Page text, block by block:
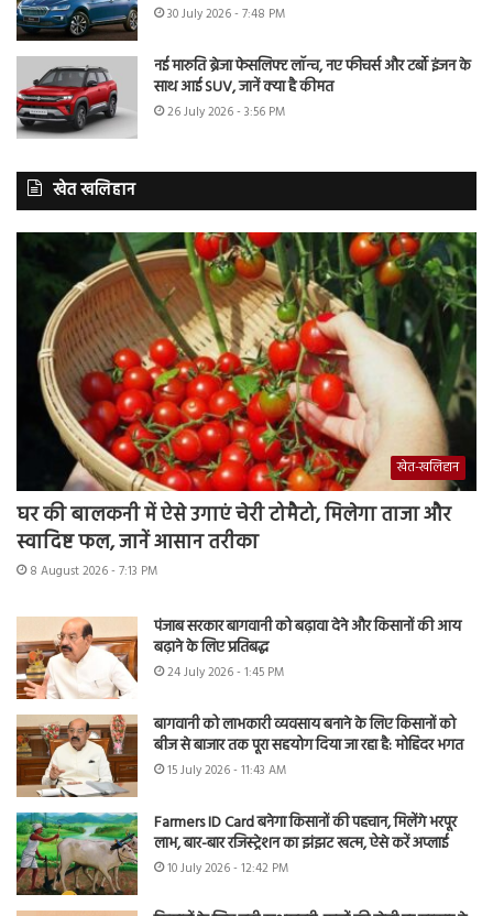
30 July 2026 - 7:48 PM
नई मारुति ब्रेजा फेसलिफ्ट लॉन्च, नए फीचर्स और टर्बो इंजन के
साथ आई SUV, जानें क्या है कीमत
26 July 2026 - 3:56 PM
खेत खलिहान
खेत-खलिहान
घर की बालकनी में ऐसे उगाएं चेरी टोमैटो, मिलेगा ताजा और
स्वादिष्ट फल, जानें आसान तरीका
8 August 2026 - 7:13 PM
पंजाब सरकार बागवानी को बढ़ावा देने और किसानों की आय
बढ़ाने के लिए प्रतिबद्ध
24 July 2026 - 1:45 PM
बागवानी को लाभकारी व्यवसाय बनाने के लिए किसानों को
बीज से बाजार तक पूरा सहयोग दिया जा रहा है: मोहिंदर भगत
15 July 2026 - 11:43 AM
Farmers ID Card बनेगा किसानों की पहचान, मिलेंगे भरपूर
लाभ, बार-बार रजिस्ट्रेशन का झंझट खत्म, ऐसे करें अप्लाई
10 July 2026 - 12:42 PM